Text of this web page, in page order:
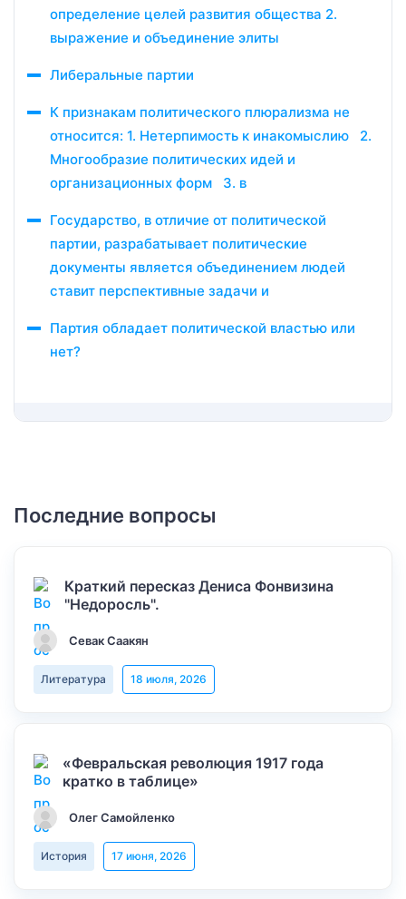
определение целей развития общества 2.
выражение и объединение элиты
Либеральные партии
К признакам политического плюрализма не
относится: 1. Нетерпимость к инакомыслию 2.
Многообразие политических идей и
организационных форм 3. в
Государство, в отличие от политической
партии, разрабатывает политические
документы является объединением людей
ставит перспективные задачи и
Партия обладает политической властью или
нет?
Последние вопросы
Краткий пересказ Дениса Фонвизина
"Недоросль".
Севак Саакян
Литература 18 июля, 2026
«Февральская революция 1917 года
кратко в таблице»
Олег Самойленко
История 17 июня, 2026